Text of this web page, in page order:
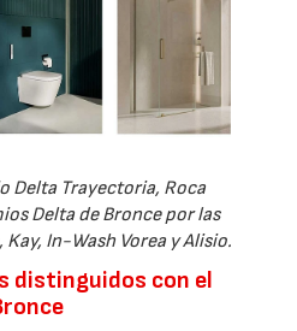
Delta Trayectoria, Roca
Delta de Bronce por las
In-Wash Vorea y Alisio.
distinguidos con el